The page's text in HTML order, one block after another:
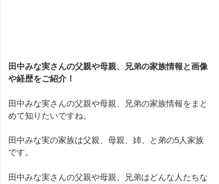
田中みな実さんの父親や母親、兄弟の家族情報と画像
や経歴をご紹介！
田中みな実さんの父親や母親、兄弟の家族情報をまと
めて知りたいですね。
田中みな実の家族は父親、母親、姉、と弟の5人家族
です。
田中みな実さんの父親や母親、兄弟はどんな人たちな